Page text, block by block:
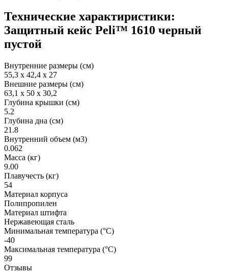
Технические характиристики:
Защитный кейс Peli™ 1610 черный
пустой
Внутренние размеры (см)
55,3 x 42,4 x 27
Внешние размеры (см)
63,1 x 50 x 30,2
Глубина крышки (см)
5.2
Глубина дна (см)
21.8
Внутренний объем (м3)
0.062
Масса (кг)
9.00
Плавучесть (кг)
54
Материал корпуса
Полипропилен
Материал штифта
Нержавеющая сталь
Минимальная температура (°C)
-40
Максимальная температура (°C)
99
Отзывы